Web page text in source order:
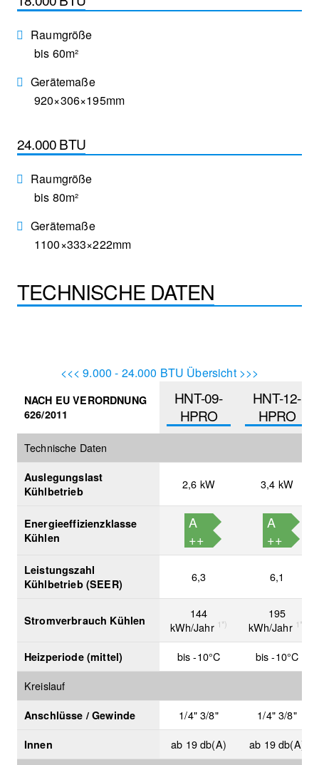
Raumgröße
bis 60m²
Gerätemaße
920×306×195mm
24.000 BTU
Raumgröße
bis 80m²
Gerätemaße
1100×333×222mm
TECHNISCHE DATEN
<<< 9.000 - 24.000 BTU Übersicht >>>
NACH EU VERORDNUNG
626/2011
HNT-09-
HPRO
HNT-12-
HPRO
Technische Daten
Auslegungslast
Kühlbetrieb
2,6 kW 3,4 kW
Energieeffizienzklasse
Kühlen
A
++
A
++
Leistungszahl
Kühlbetrieb (SEER)
6,3 6,1
Stromverbrauch Kühlen
144
kWh/Jahr 1*)
195
kWh/Jahr 1*)
Heizperiode (mittel) bis -10°C
bis -10°C
Kreislauf
Anschlüsse / Gewinde 1/4" 3/8" 1/4" 3/8"
Innen ab 19 db(A)
ab 19 db(A)